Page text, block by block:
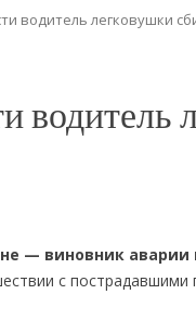
водитель легковушки
водитель
— виновник аварии
с